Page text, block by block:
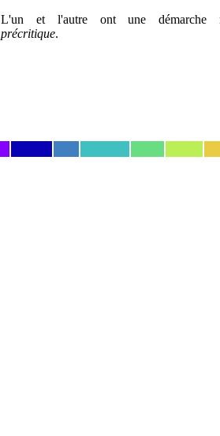
L'un et l'autre ont une démarche
précritique.